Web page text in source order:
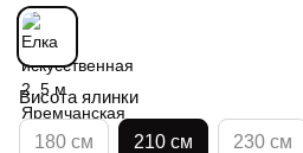
Висота ялинки
180 см 210 см 230 см